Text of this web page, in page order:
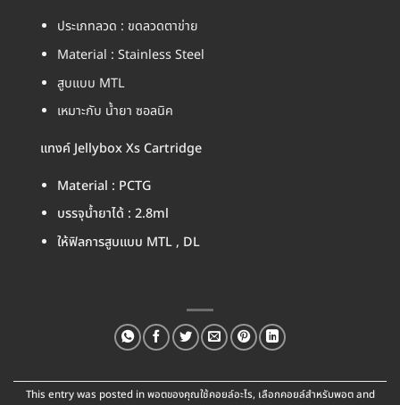
ประเภทลวด : ขดลวดตาข่าย
Material : Stainless Steel
สูบแบบ MTL
เหมาะกับ น้ำยา ซอลนิค
แทงค์ Jellybox Xs Cartridge
Material : PCTG
บรรจุน้ำยาได้ : 2.8ml
ให้ฟิลการสูบแบบ MTL , DL
This entry was posted inพอตของคุณใช้คอยล์อะไร, เลือกคอยล์สำหรับพอตand